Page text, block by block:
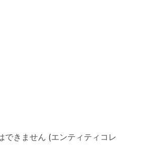
きません (エンティティコレ